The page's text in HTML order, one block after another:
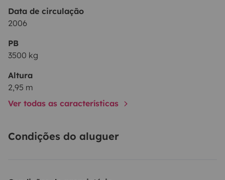
Data de circulação
2006
PB
3500 kg
Altura
2,95 m
Ver todas as características
Condições do aluguer